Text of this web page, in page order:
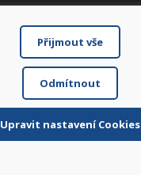
Přijmout vše
Odmítnout
Upravit nastavení Cookies